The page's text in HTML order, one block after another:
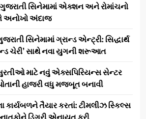
ગુજરાતી સિનેમામાં એક્શન અને રોમાંચનો
અનોખો અંદાજ
સિનેમામાં ગ્રાન્ડ એન્ટ્રી: સિદ્ધાર્થ
ચેરી’ સાથે નવા યુગની શરૂઆત
માટે નવું એક્સપિરિયન્સ સેન્ટર
હાજરી વધુ મજબૂત બનાવી
કાર્યબળને તૈયાર કરતાં: ટીમલીઝ સ્કિલ્સ
ડિગ્રી એનાયત કરી